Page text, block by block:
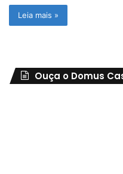
Leia mais »
Ouça o Domus